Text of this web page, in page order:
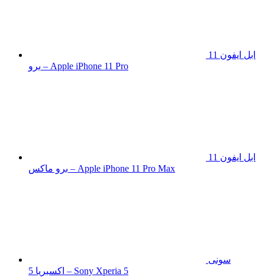
ابل ايفون 11
برو – Apple iPhone 11 Pro
ابل ايفون 11
برو ماكس – Apple iPhone 11 Pro Max
سونى
اكسبريا 5 – Sony Xperia 5